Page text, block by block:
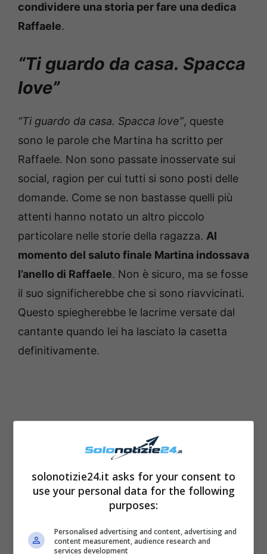
condividere una storia per fare una dedica
Raffaele.
“Ti guardo da casa. Spacca
love”
“Ti guardo da casa. Spacca love”, queste
sono le parole che Martina ha scritto per
Raffaele. Non sono passate inosservate sui
social, ragion per cui tutti si sono posti delle
domande. Come se non bastasse quelli più
attenti hanno notato un altro piccolo
particolare nelle storie della ragazza. Al
momento del saluto finale Martina indossava
l’anello di Raffaele. Non è sicuro, ma se fosse
il suo significherebbe che si sono riavvicinati.
Questo spiegherebbe le lacrime versate dal
cantante quando lei ha lasciato la casetta
definitivamente.
solonotizie24.it asks for your consent to
use your personal data for the following
purposes:
Personalised advertising and content, advertising and
content measurement, audience research and
services development